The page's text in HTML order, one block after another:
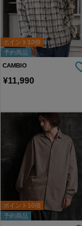
予約商品
ポイント10倍
CAMBIO
¥11,990
予約商品
ポイント10倍